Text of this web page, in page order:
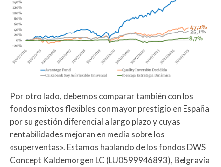
Por otro lado, debemos comparar también con los
fondos mixtos flexibles con mayor prestigio en España
por su gestión diferencial a largo plazo y cuyas
rentabilidades mejoran en media sobre los
«superventas». Estamos hablando de los fondos DWS
Concept Kaldemorgen LC (LU0599946893), Belgravia